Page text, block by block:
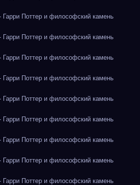
Поттер и философский камень
Поттер и философский камень
Поттер и философский камень
Поттер и философский камень
Поттер и философский камень
Поттер и философский камень
Поттер и философский камень
Поттер и философский камень
Поттер и философский камень